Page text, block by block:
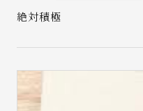
絶対積極